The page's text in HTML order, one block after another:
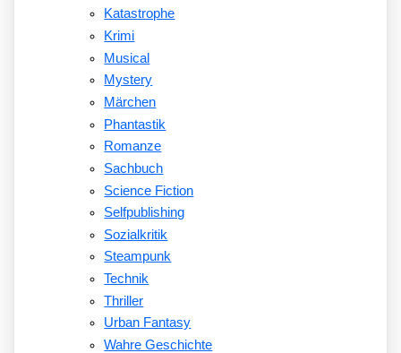
Katastrophe
Krimi
Musical
Mystery
Märchen
Phantastik
Romanze
Sachbuch
Science Fiction
Selfpublishing
Sozialkritik
Steampunk
Technik
Thriller
Urban Fantasy
Wahre Geschichte